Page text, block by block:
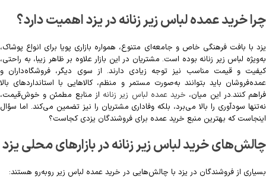
چرا خرید عمده لباس زیر زنانه در یزد اهمیت دارد؟
یزد با بافت فرهنگی خاص و جامعه‌ای متنوع، همواره بازاری پویا برای انواع پوشاک،
به‌ویژه لباس زیر زنانه بوده است. مشتریان در این بازار علاوه بر ظاهر زیبا، به راحتی،
کیفیت و قیمت مناسب نیز توجه زیادی دارند. از سوی دیگر، فروشگاه‌داران و
عمده‌فروشان باید بتوانند به‌صورت مستمر و منظم، کالاهایی با استانداردهای بالا
فراهم کنند.در این میان، خرید عمده لباس زیر زنانه از منابع مطمئن و خوش‌قیمت،
نه‌تنها سودآوری را بالا می‌برد، بلکه وفاداری مشتریان را نیز تضمین می‌کند. اما سؤال
اینجاست که بهترین منبع خرید عمده برای فروشندگان یزدی کجاست؟
چالش‌های خرید لباس زیر زنانه در بازارهای محلی یزد
بسیاری از فروشندگان در یزد با چالش‌هایی در خرید عمده لباس زیر روبه‌رو هستند: